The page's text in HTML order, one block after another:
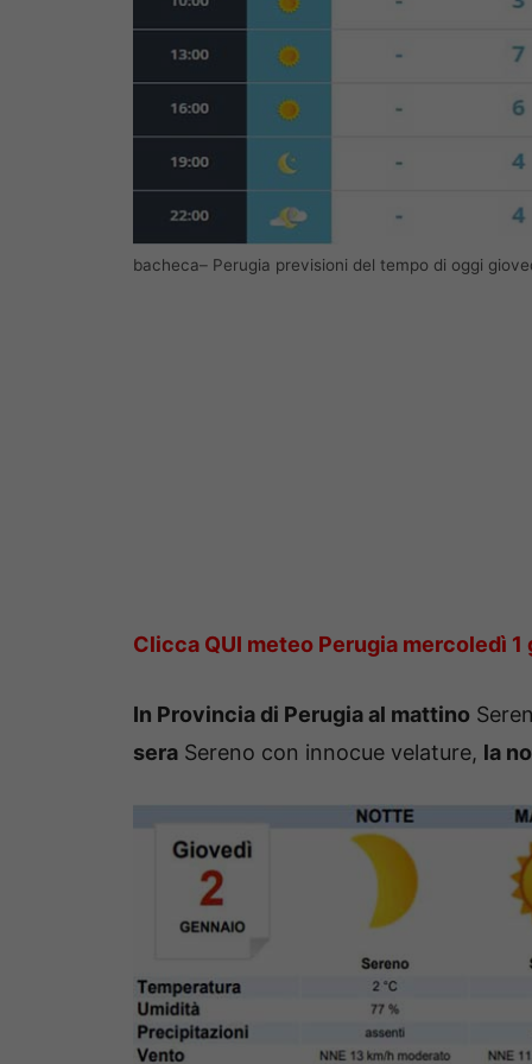
bacheca– Perugia previsioni del tempo di oggi
Clicca QUI meteo Perugia mercoledì 1
In Provincia di Perugia al mattino
sera Sereno con innocue velature, la